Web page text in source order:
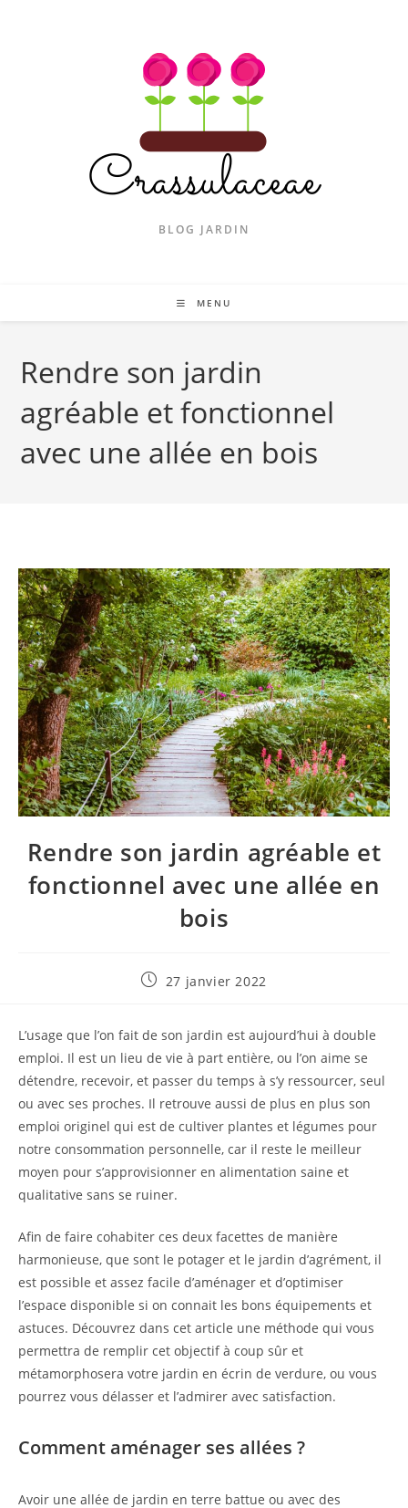
BLOG JARDIN
MENU
Rendre son jardin
agréable et fonctionnel
avec une allée en bois
Rendre son jardin agréable et
fonctionnel avec une allée en
bois
Publication
27 janvier 2022
L’usage que l’on fait de son jardin est aujourd’hui à double
emploi. Il est un lieu de vie à part entière, ou l’on aime se
détendre, recevoir, et passer du temps à s’y ressourcer, seul
ou avec ses proches. Il retrouve aussi de plus en plus son
emploi originel qui est de cultiver plantes et légumes pour
notre consommation personnelle, car il reste le meilleur
moyen pour s’approvisionner en alimentation saine et
qualitative sans se ruiner.
Afin de faire cohabiter ces deux facettes de manière
harmonieuse, que sont le potager et le jardin d’agrément, il
est possible et assez facile d’aménager et d’optimiser
l’espace disponible si on connait les bons équipements et
astuces. Découvrez dans cet article une méthode qui vous
permettra de remplir cet objectif à coup sûr et
métamorphosera votre jardin en écrin de verdure, ou vous
pourrez vous délasser et l’admirer avec satisfaction.
Comment aménager ses allées ?
Avoir une allée de jardin en terre battue ou avec des